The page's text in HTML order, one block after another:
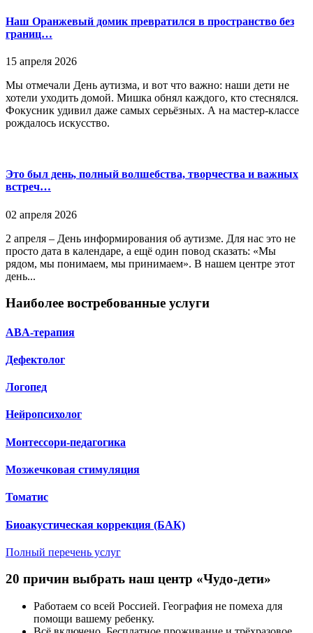
Наш Оранжевый домик превратился в пространство без
границ…
15 апреля 2026
Мы отмечали День аутизма, и вот что важно: наши дети не
хотели уходить домой. Мишка обнял каждого, кто стеснялся.
Фокусник удивил даже самых серьёзных. А на мастер-классе
рождалось искусство.
Это был день, полный волшебства, творчества и важных
встреч…
02 апреля 2026
2 апреля – День информирования об аутизме. Для нас это не
просто дата в календаре, а ещё один повод сказать: «Мы
рядом, мы понимаем, мы принимаем». В нашем центре этот
день...
Наиболее востребованные услуги
ABA-терапия
Дефектолог
Логопед
Нейропсихолог
Монтессори-педагогика
Мозжечковая стимуляция
Томатис
Биоакустическая коррекция (БАК)
Полный перечень услуг
20 причин выбрать наш центр «Чудо-дети»
Работаем со всей Россией. География не помеха для
помощи вашему ребенку.